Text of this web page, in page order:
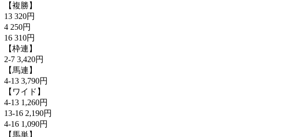
【複勝】
13 320円
4 250円
16 310円
【枠連】
2-7 3,420円
【馬連】
4-13 3,790円
【ワイド】
4-13 1,260円
13-16 2,190円
4-16 1,090円
【馬単】